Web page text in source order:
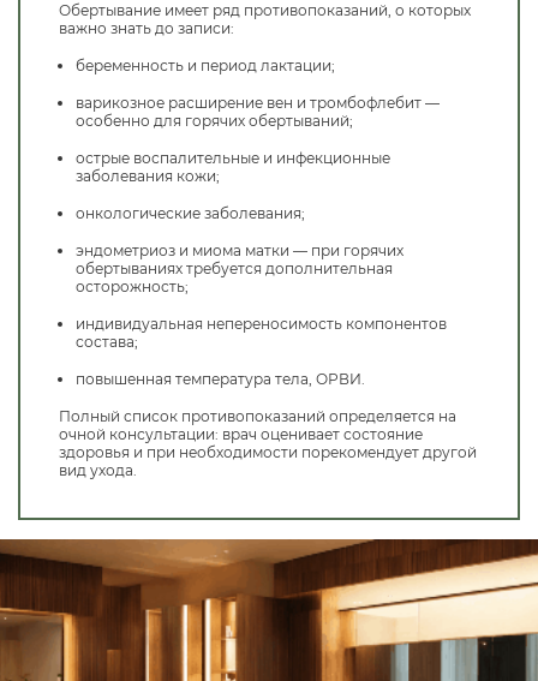
Обертывание имеет ряд противопоказаний, о которых
важно знать до записи:
беременность и период лактации;
варикозное расширение вен и тромбофлебит —
особенно для горячих обертываний;
острые воспалительные и инфекционные
заболевания кожи;
онкологические заболевания;
эндометриоз и миома матки — при горячих
обертываниях требуется дополнительная
осторожность;
индивидуальная непереносимость компонентов
состава;
повышенная температура тела, ОРВИ.
Полный список противопоказаний определяется на
очной консультации: врач оценивает состояние
здоровья и при необходимости порекомендует другой
вид ухода.